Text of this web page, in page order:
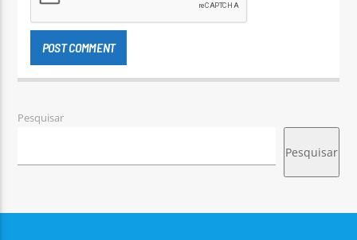
Pesquisar
Pesquisar